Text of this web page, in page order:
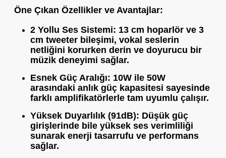
Öne Çıkan Özellikler ve Avantajlar:
2 Yollu Ses Sistemi: 13 cm hoparlör ve 3
cm tweeter bileşimi, vokal seslerin
netliğini korurken derin ve doyurucu bir
müzik deneyimi sağlar.
Esnek Güç Aralığı: 10W ile 50W
arasındaki anlık güç kapasitesi sayesinde
farklı amplifikatörlerle tam uyumlu çalışır.
Yüksek Duyarlılık (91dB): Düşük güç
girişlerinde bile yüksek ses verimliliği
sunarak enerji tasarrufu ve performans
sağlar.